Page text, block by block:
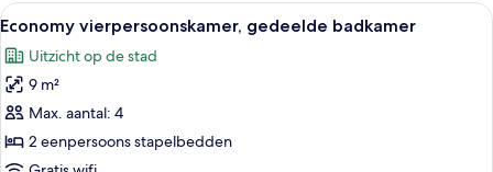
Alle
foto's
voor
Economy
vierpersoonskamer,
gedeelde
badkamer
Economy vierpersoonskamer,
3
Economy vierpersoonskamer, gedeelde badkamer
Uitzicht op de stad
9 m²
Max. aantal: 4
2 eenpersoons stapelbedden